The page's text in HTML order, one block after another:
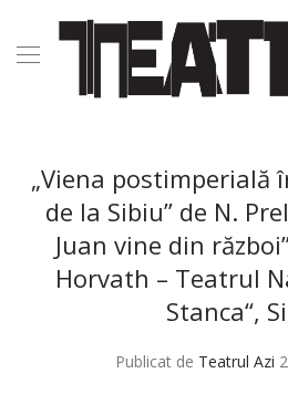
„Viena postimperială
de la Sibiu” de N.
Juan vine din
Horvath – Teatrul
Stanca“,
Publicat de Teatrul Azi